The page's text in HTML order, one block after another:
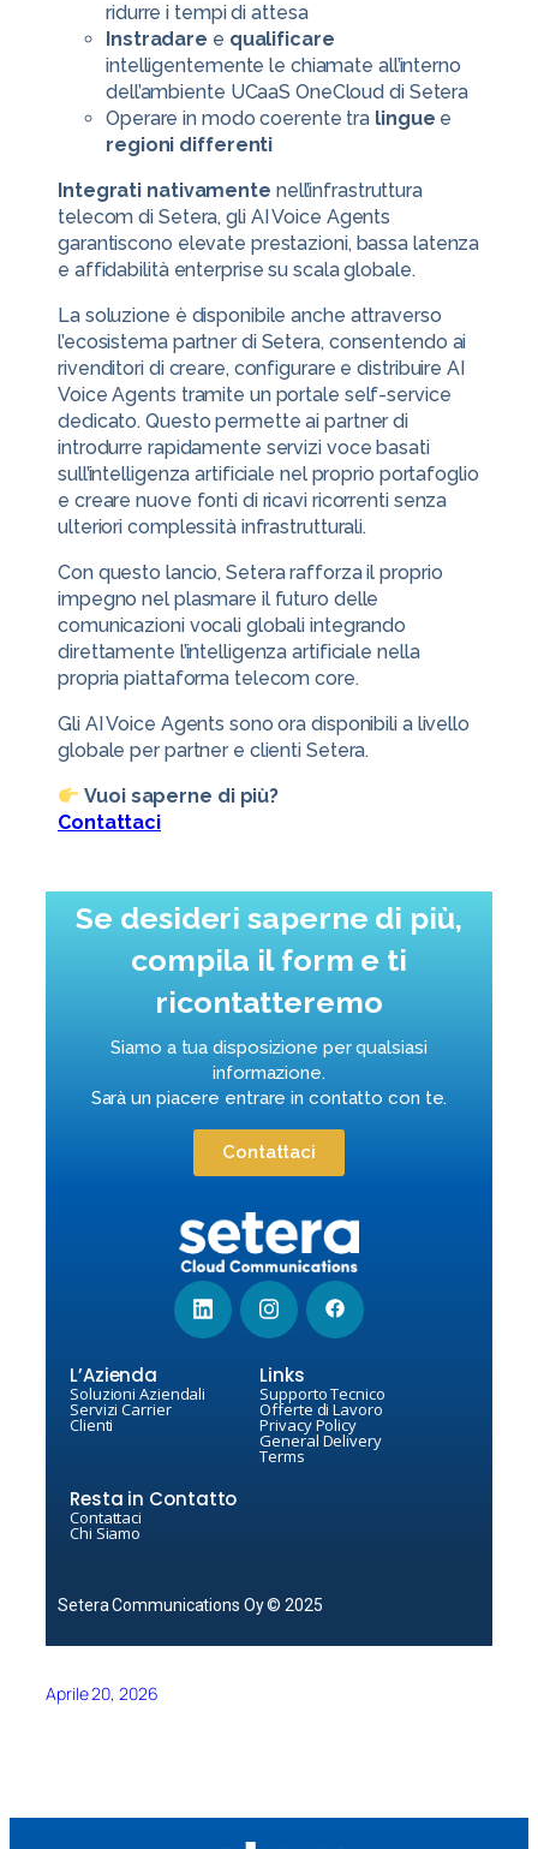
ridurre i tempi di attesa
Instradare e qualificare
intelligentemente le chiamate all’interno
dell’ambiente UCaaS OneCloud di Setera
Operare in modo coerente tra lingue e
regioni differenti
Integrati nativamente nell’infrastruttura
telecom di Setera, gli AI Voice Agents
garantiscono elevate prestazioni, bassa latenza
e affidabilità enterprise su scala globale.
La soluzione è disponibile anche attraverso
l’ecosistema partner di Setera, consentendo ai
rivenditori di creare, configurare e distribuire AI
Voice Agents tramite un portale self-service
dedicato. Questo permette ai partner di
introdurre rapidamente servizi voce basati
sull’intelligenza artificiale nel proprio portafoglio
e creare nuove fonti di ricavi ricorrenti senza
ulteriori complessità infrastrutturali.
Con questo lancio, Setera rafforza il proprio
impegno nel plasmare il futuro delle
comunicazioni vocali globali integrando
direttamente l’intelligenza artificiale nella
propria piattaforma telecom core.
Gli AI Voice Agents sono ora disponibili a livello
globale per partner e clienti Setera.
Vuoi saperne di più?
Contattaci
Se desideri saperne di più,
compila il form e ti
ricontatteremo
Siamo a tua disposizione per qualsiasi
informazione.
Sarà un piacere entrare in contatto con te.
Contattaci
L’Azienda
Soluzioni Aziendali
Servizi Carrier
Clienti
Links
Supporto Tecnico
Offerte di Lavoro
Privacy Policy
General Delivery
Terms
Resta in Contatto
Contattaci
Chi Siamo
Setera Communications Oy © 2025
Aprile 20, 2026